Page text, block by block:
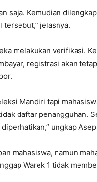
saja. Kemudian
tersebut,” jelasnya.
melakukan verifikasi.
registrasi akan
Mandiri tapi
daftar penangguhan.
ungkap Asep.
mahasiswa, namun
Warek 1 tidak